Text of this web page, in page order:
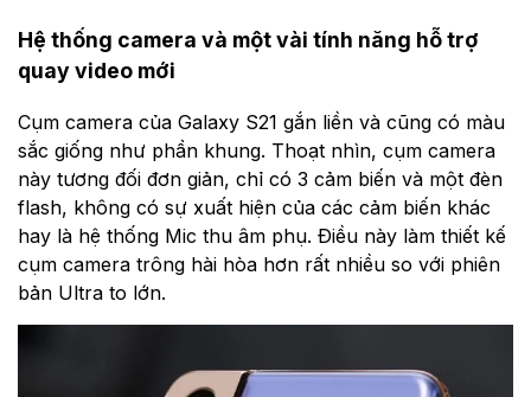
Hệ thống camera và một vài tính năng hỗ trợ
quay video mới
Cụm camera của Galaxy S21 gắn liền và cũng có màu
sắc giống như phần khung. Thoạt nhìn, cụm camera
này tương đối đơn giản, chỉ có 3 cảm biến và một đèn
flash, không có sự xuất hiện của các cảm biến khác
hay là hệ thống Mic thu âm phụ. Điều này làm thiết kế
cụm camera trông hài hòa hơn rất nhiều so với phiên
bản Ultra to lớn.